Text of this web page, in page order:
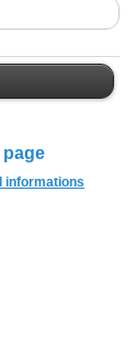
page
informations